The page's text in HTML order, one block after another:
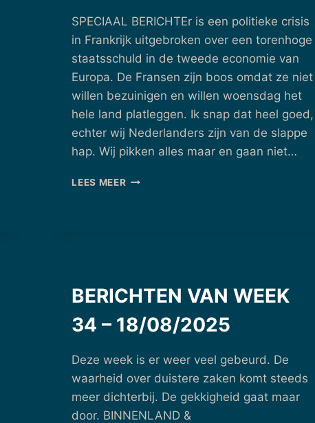
SPECIAAL BERICHTEr is een politieke crisis
in Frankrijk uitgebroken over een torenhoge
staatsschuld in de tweede economie van
Europa. De Fransen zijn boos omdat ze niet
willen bezuinigen en willen woensdag het
hele land platleggen. Ik snap dat heel goed,
echter wij Nederlanders zijn van de slappe
hap. Wij pikken alles maar en gaan niet…
LEES MEERBERICHTEN
BERICHTEN VAN WEEK
34 – 18/08/2025
Deze week is er weer veel gebeurd. De
waarheid over duistere zaken komt steeds
meer dichterbij. De gekkigheid gaat maar
door. BINNENLAND &